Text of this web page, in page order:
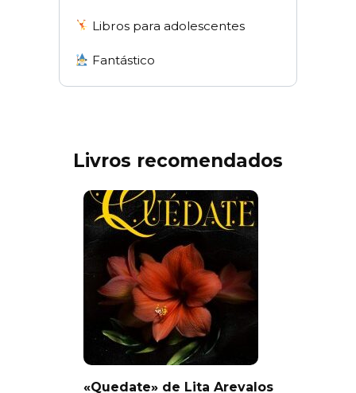
Libros para adolescentes
Fantástico
Livros recomendados
«Quedate» de Lita Arevalos